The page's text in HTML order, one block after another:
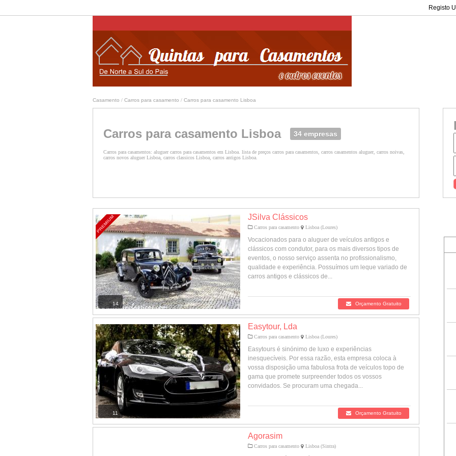
Registo
Casamento / Carros para casamento / Carros para casamento Lisboa
Carros para casamento Lisboa 34 empresas
Carros para casamentos: aluguer carros para casamentos em Lisboa. lista de preços carros para casamentos, carros casamentos aluguer, carros noivas,
carros novos aluguer Lisboa, carros classicos Lisboa, carros antigos Lisboa.
JSilva Clássicos
Carros para casamento Lisboa (Loures)
Vocacionados para o aluguer de veículos antigos e
clássicos com condutor, para os mais diversos tipos de
eventos, o nosso serviço assenta no profissionalismo,
qualidade e experiência. Possuímos um leque variado de
carros antigos e clássicos de...
Orçamento Gratuito
14
Easytour, Lda
Carros para casamento Lisboa (Loures)
Easytours é sinónimo de luxo e experiências
inesquecíveis. Por essa razão, esta empresa coloca à
vossa disposição uma fabulosa frota de veículos topo de
gama que promete surpreender todos os vossos
convidados. Se procuram uma chegada...
Orçamento Gratuito
11
Agorasim
Carros para casamento Lisboa (Sintra)